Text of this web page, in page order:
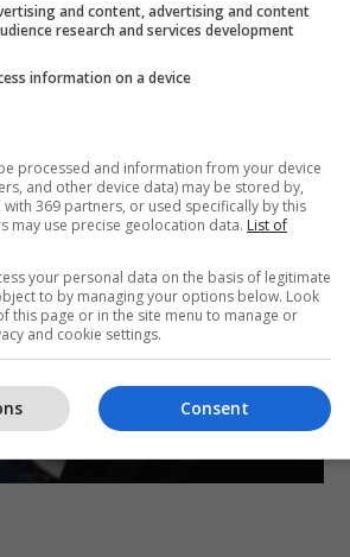
and content, advertising and content
research and services development
information on a device
processed and information from your device
and other device data) may be stored by,
369 partners, or used specifically by this
may use precise geolocation data. List of
your personal data on the basis of legitimate
to by managing your options below. Look
this page or in the site menu to manage or
and cookie settings.
Consent